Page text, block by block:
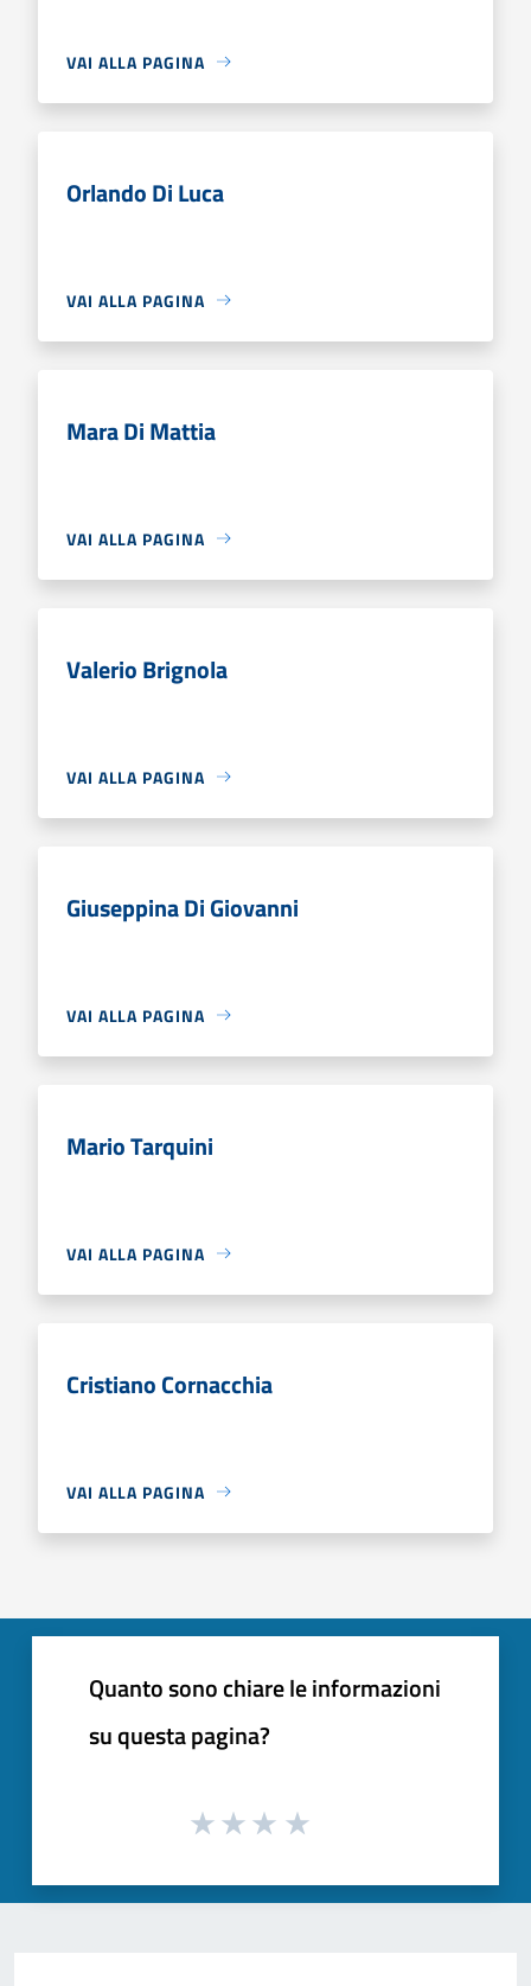
VAI ALLA PAGINA
Orlando Di Luca
VAI ALLA PAGINA
Mara Di Mattia
VAI ALLA PAGINA
Valerio Brignola
VAI ALLA PAGINA
Giuseppina Di Giovanni
VAI ALLA PAGINA
Mario Tarquini
VAI ALLA PAGINA
Cristiano Cornacchia
VAI ALLA PAGINA
Quanto sono chiare le informazioni
su questa pagina?